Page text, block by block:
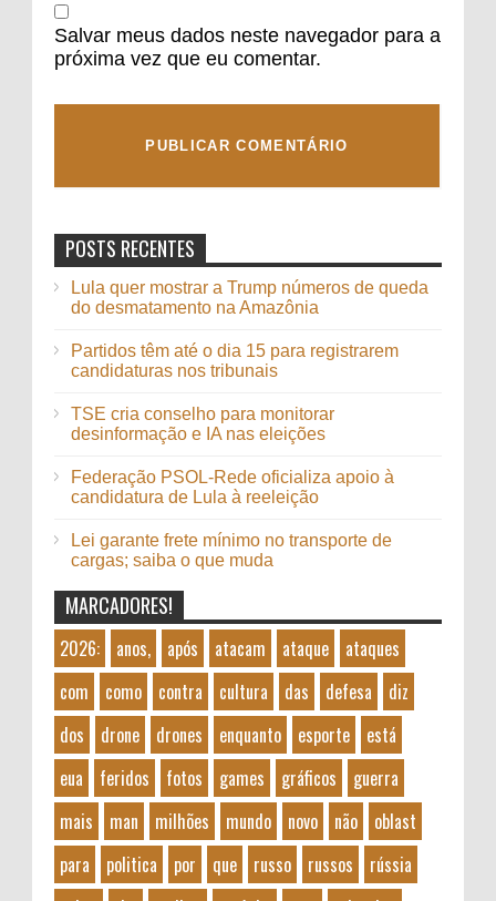
Salvar meus dados neste navegador para a
próxima vez que eu comentar.
POSTS RECENTES
Lula quer mostrar a Trump números de queda
do desmatamento na Amazônia
Partidos têm até o dia 15 para registrarem
candidaturas nos tribunais
TSE cria conselho para monitorar
desinformação e IA nas eleições
Federação PSOL-Rede oficializa apoio à
candidatura de Lula à reeleição
Lei garante frete mínimo no transporte de
cargas; saiba o que muda
MARCADORES!
2026: anos, após atacam ataque
ataques
com
como contra cultura das defesa
diz
dos
drone drones enquanto esporte
está
eua
feridos fotos games gráficos
guerra
mais
man milhões mundo novo não
oblast
para
politica por que russo russos
rússia